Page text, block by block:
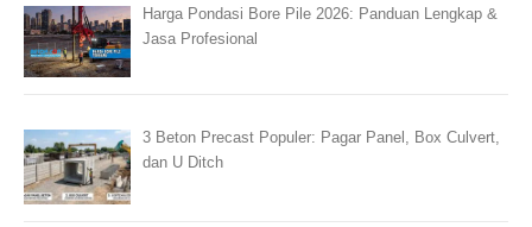
Harga Pondasi Bore Pile 2026: Panduan Lengkap &
Jasa Profesional
3 Beton Precast Populer: Pagar Panel, Box Culvert,
dan U Ditch